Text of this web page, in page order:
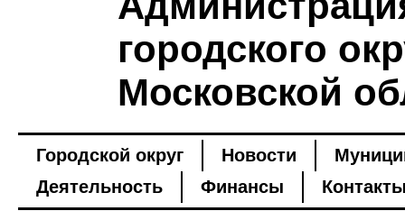
городского
Московской
Городской округ Новости
Деятельность
Финансы